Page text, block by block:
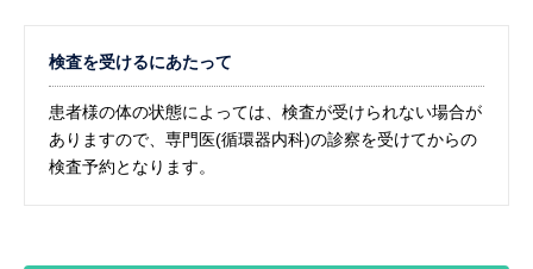
検査を受けるにあたって
患者様の体の状態によっては、検査が受けられない場合が
ありますので、専門医(循環器内科)の診察を受けてからの
検査予約となります。